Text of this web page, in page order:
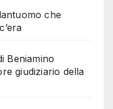
che
Beniamino
giudiziario della